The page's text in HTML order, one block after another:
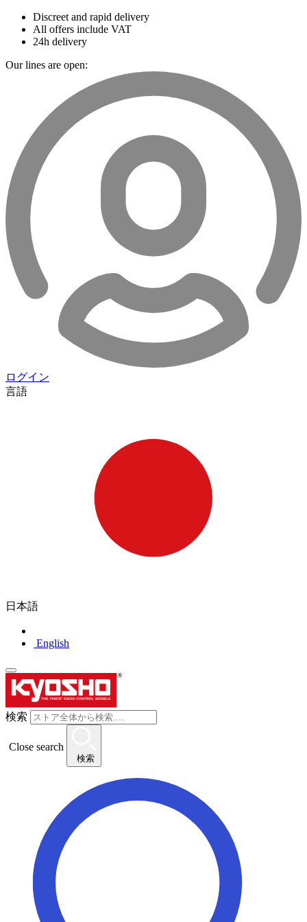
Discreet and rapid delivery
All offers include VAT
24h delivery
Our lines are open:
ログイン
言語
日本語
English
検索
Close search
検索